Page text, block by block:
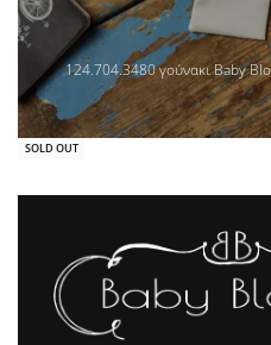
SOLD OUT
124.704.3480 γούνακι Baby